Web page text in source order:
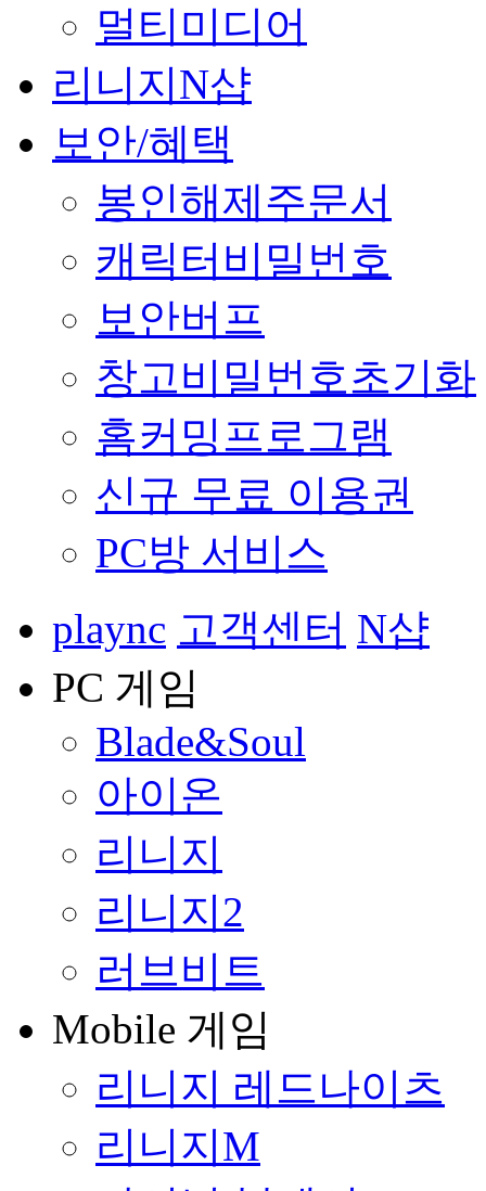
멀티미디어
리니지N샵
보안/혜택
봉인해제주문서
캐릭터비밀번호
보안버프
창고비밀번호초기화
홈커밍프로그램
신규 무료 이용권
PC방 서비스
plaync 고객센터 N샵
PC 게임
Blade&Soul
아이온
리니지
리니지2
러브비트
Mobile 게임
리니지 레드나이츠
리니지M